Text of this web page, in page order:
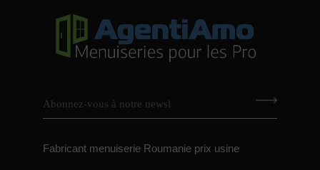
Fabricant menuiserie Roumanie prix usine